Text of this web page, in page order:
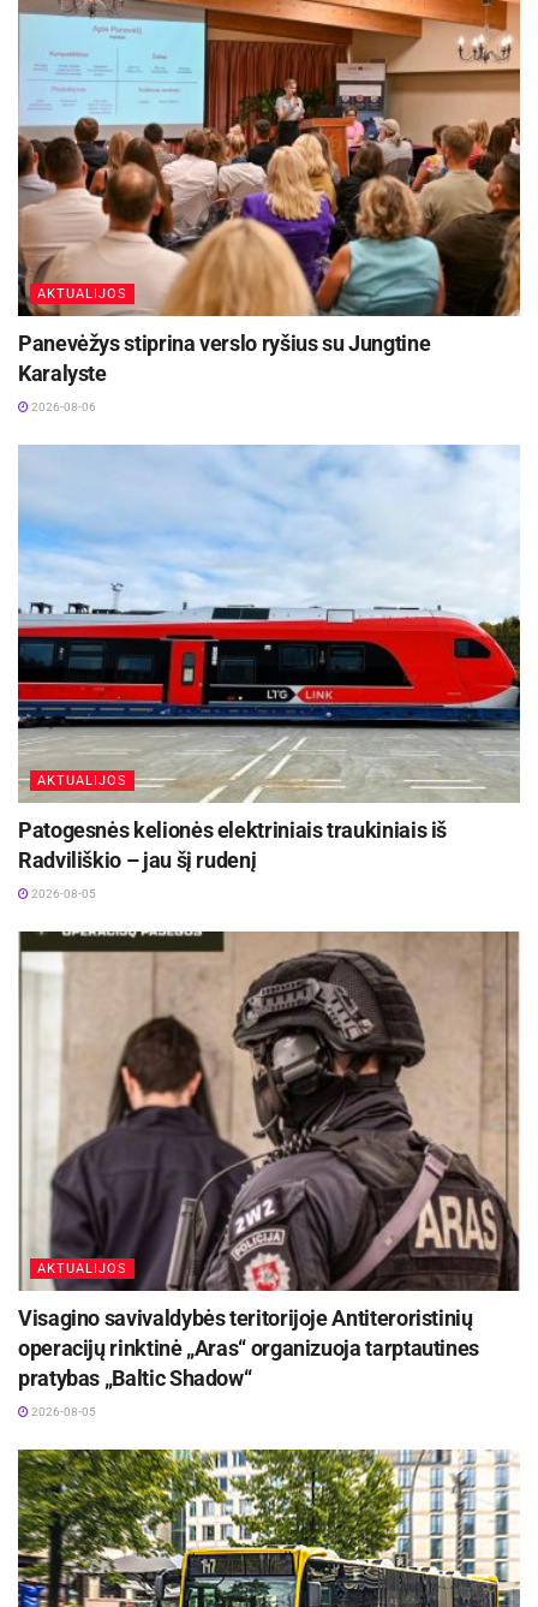
AKTUALIJOS
Panevėžys stiprina verslo ryšius su Jungtine
Karalyste
2026-08-06
AKTUALIJOS
Patogesnės kelionės elektriniais traukiniais iš
Radviliškio – jau šį rudenį
2026-08-05
AKTUALIJOS
Visagino savivaldybės teritorijoje Antiteroristinių
operacijų rinktinė „Aras“ organizuoja tarptautines
pratybas „Baltic Shadow“
2026-08-05